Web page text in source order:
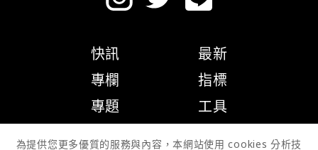
快訊
專欄
專題
最新
指標
工具
為提供您更多優質的服務與內容，本網站使用 cookies 分析技